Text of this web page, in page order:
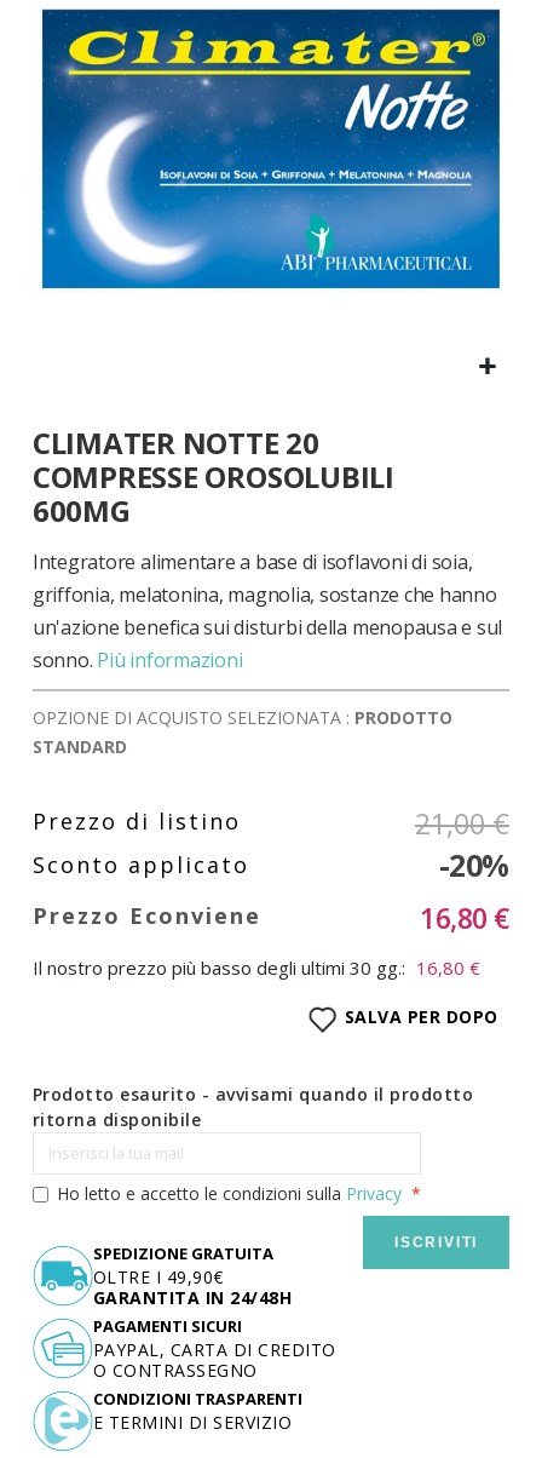
galleria
immagini
all'inizio
della
galleria
di
CLIMATER NOTTE 20
COMPRESSE OROSOLUBILI
600MG
Integratore alimentare a base di isoflavoni di soia,
griffonia, melatonina, magnolia, sostanze che hanno
un'azione benefica sui disturbi della menopausa e sul
sonno. Più informazioni
OPZIONE DI ACQUISTO SELEZIONATA : PRODOTTO
STANDARD
21,00 €
-20%
16,80 €
Il nostro prezzo più basso degli ultimi 30 gg.: 16,80 €
SALVA PER DOPO
Prodotto esaurito - avvisami quando il prodotto
ritorna disponibile
Ho letto e accetto le condizioni sulla Privacy
ISCRIVITI
SPEDIZIONE GRATUITA
OLTRE I 49,90€
GARANTITA IN 24/48H
PAGAMENTI SICURI
PAYPAL, CARTA DI CREDITO
O CONTRASSEGNO
CONDIZIONI TRASPARENTI
E TERMINI DI SERVIZIO